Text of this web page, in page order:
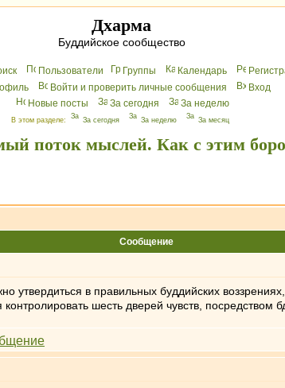
Дхарма
Буддийское сообщество
Пользователи Группы Календарь
Войти и проверить личные сообщения
Вхoд
Новые посты
За сегодня За неделю
В этом разделе: За сегодня За неделю За месяц
поток мыслей. Как с этим
Сообщение
утвердиться в правильных буддийских
шесть дверей чувств, посредством